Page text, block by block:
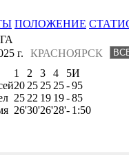
ПОЛОЖЕНИЕ
КРАСНОЯРСК
г.
1 2 3 4 5И
20 25 25 25-95
25 22 19 19-85
26'30'26'28'- 1:50